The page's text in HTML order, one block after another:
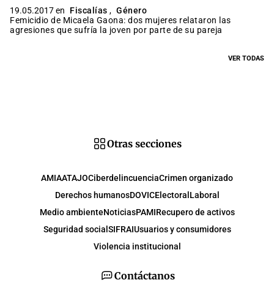
19.05.2017 en
Fiscalías , Género
Femicidio de Micaela Gaona: dos mujeres relataron las
agresiones que sufría la joven por parte de su pareja
VER TODAS
Contáctanos
Otras secciones
AMIAATAJOCiberdelincuenciaCrimen organizado
Derechos humanosDOVICElectoral Laboral
Medio ambienteNoticiasPAMIRecupero de activos
Seguridad social SIFRAIUsuarios y consumidores
Violencia institucional